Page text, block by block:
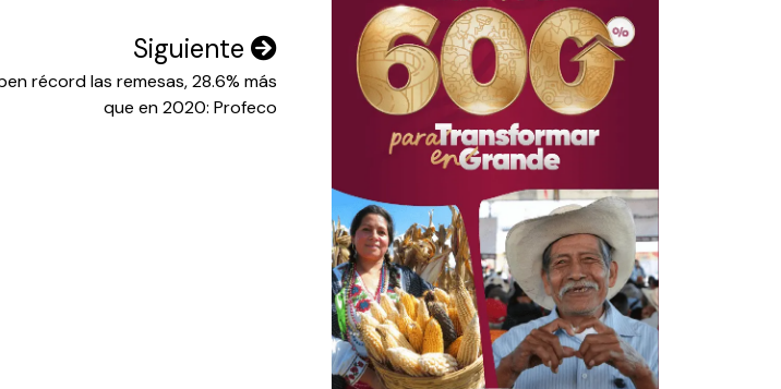
Siguiente
récord las remesas, 28.6% más
que en 2020: Profeco